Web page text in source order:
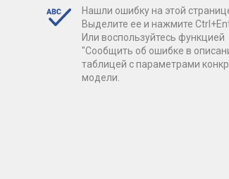
Нашли ошибку на этой
Выделите ее и нажмите
Или воспользуйтесь функцией
"Сообщить об ошибке в
таблицей с параметрами
модели.